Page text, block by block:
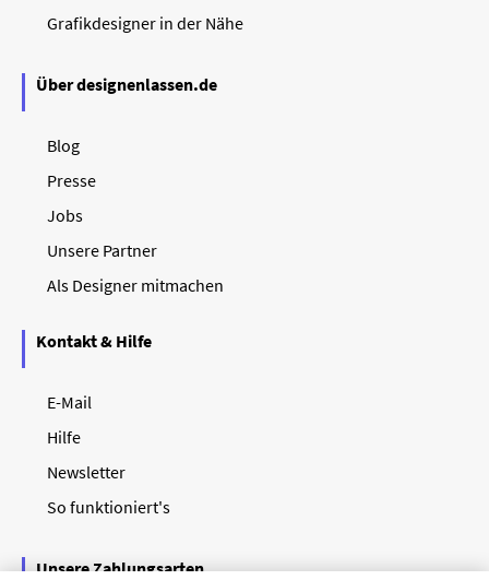
Grafikdesigner in der Nähe
Über designenlassen.de
Blog
Presse
Jobs
Unsere Partner
Als Designer mitmachen
Kontakt & Hilfe
E-Mail
Hilfe
Newsletter
So funktioniert's
Unsere Zahlungsarten